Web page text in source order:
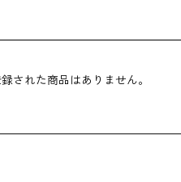
された商品はありません。